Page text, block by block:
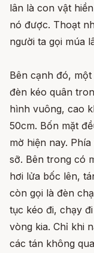
lân là con vật
nó được. Thoạt
người ta gọi múa
Bên cạnh đó,
đèn kéo quân
hình vuông, cao
50cm. Bốn mặt
mờ hiện nay.
sỡ. Bên trong có
hơi lửa bốc lên,
còn gọi là đèn
tục kéo đi, chạy
vòng kia. Chỉ khi
các tán không